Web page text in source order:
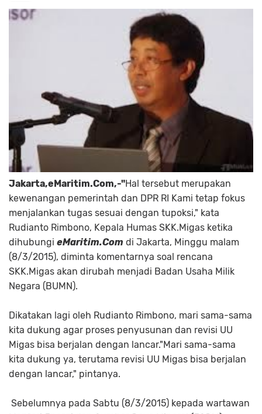
Jakarta,eMaritim.Com,-"Hal tersebut merupakan
kewenangan pemerintah dan DPR RI Kami tetap fokus
menjalankan tugas sesuai dengan tupoksi," kata
Rudianto Rimbono, Kepala Humas SKK.Migas ketika
dihubungi eMaritim.Com di Jakarta, Minggu malam
(8/3/2015), diminta komentarnya soal rencana
SKK.Migas akan dirubah menjadi Badan Usaha Milik
Negara (BUMN).
Dikatakan lagi oleh Rudianto Rimbono, mari sama-sama
kita dukung agar proses penyusunan dan revisi UU
Migas bisa berjalan dengan lancar."Mari sama-sama
kita dukung ya, terutama revisi UU Migas bisa berjalan
dengan lancar," pintanya.
Sebelumnya pada Sabtu (8/3/2015) kepada wartawan